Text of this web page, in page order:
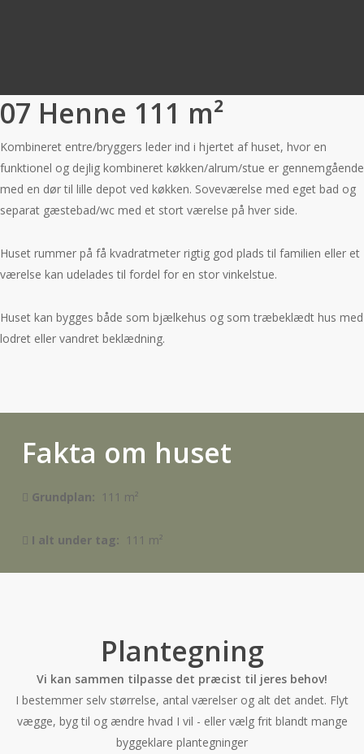
07 Henne 111 m²
Kombineret entre/bryggers leder ind i hjertet af huset, hvor en
funktionel og dejlig kombineret køkken/alrum/stue er gennemgående
med en dør til lille depot ved køkken. Soveværelse med eget bad og
separat gæstebad/wc med et stort værelse på hver side.
Huset rummer på få kvadratmeter rigtig god plads til familien eller et
værelse kan udelades til fordel for en stor vinkelstue.
Huset kan bygges både som bjælkehus og som træbeklædt hus med
lodret eller vandret beklædning.
Fakta om huset
Grundplan: 111 m²
I alt under tag: 111 m²
Plantegning
Vi kan sammen tilpasse det præcist til jeres behov!
I bestemmer selv størrelse, antal værelser og alt det andet. Flyt
vægge, byg til og ændre hvad I vil - eller vælg frit blandt mange
byggeklare plantegninger